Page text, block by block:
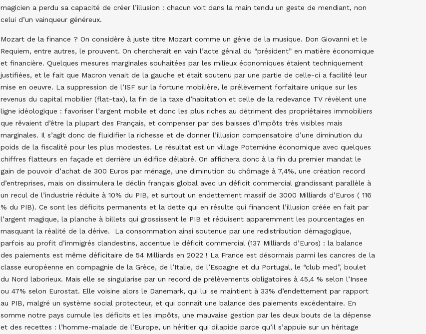
magicien a perdu sa capacité de créer l’illusion : chacun voit dans la main tendu un geste de mendiant, non
celui d’un vainqueur généreux.
Mozart de la finance ? On considère à juste titre Mozart comme un génie de la musique. Don Giovanni et le
Requiem, entre autres, le prouvent. On chercherait en vain l’acte génial du “président” en matière économique
et financière. Quelques mesures marginales souhaitées par les milieux économiques étaient techniquement
justifiées, et le fait que Macron venait de la gauche et était soutenu par une partie de celle-ci a facilité leur
mise en oeuvre. La suppression de l’ISF sur la fortune mobilière, le prélèvement forfaitaire unique sur les
revenus du capital mobilier (flat-tax), la fin de la taxe d’habitation et celle de la redevance TV révèlent une
ligne idéologique : favoriser l’argent mobile et donc les plus riches au détriment des propriétaires immobiliers
que rêvaient d’être la plupart des Français, et compenser par des baisses d’impôts très visibles mais
marginales. Il s’agit donc de fluidifier la richesse et de donner l’illusion compensatoire d’une diminution du
poids de la fiscalité pour les plus modestes. Le résultat est un village Potemkine économique avec quelques
chiffres flatteurs en façade et derrière un édifice délabré. On affichera donc à la fin du premier mandat le
gain de pouvoir d’achat de 300 Euros par ménage, une diminution du chômage à 7,4%, une création record
d’entreprises, mais on dissimulera le déclin français global avec un déficit commercial grandissant parallèle à
un recul de l’industrie réduite à 10% du PIB, et surtout un endettement massif de 3000 Milliards d’Euros ( 116
% du PIB). Ce sont les déficits permanents et la dette qui en résulte qui financent l’illusion créée en fait par
l’argent magique, la planche à billets qui grossissent le PIB et réduisent apparemment les pourcentages en
masquant la réalité de la dérive. La consommation ainsi soutenue par une redistribution démagogique,
parfois au profit d’immigrés clandestins, accentue le déficit commercial (137 Milliards d’Euros) : la balance
des paiements est même déficitaire de 54 Milliards en 2022 ! La France est désormais parmi les cancres de la
classe européenne en compagnie de la Grèce, de l’Italie, de l’Espagne et du Portugal, le “club med”, boulet
du Nord laborieux. Mais elle se singularise par un record de prélèvements obligatoires à 45,4 % selon l’Insee
ou 47% selon Eurostat. Elle voisine alors le Danemark, qui lui se maintient à 33% d’endettement par rapport
au PIB, malgré un système social protecteur, et qui connaît une balance des paiements excédentaire. En
somme notre pays cumule les déficits et les impôts, une mauvaise gestion par les deux bouts de la dépense
et des recettes : l’homme-malade de l’Europe, un héritier qui dilapide parce qu’il s’appuie sur un héritage